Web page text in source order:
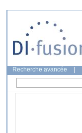
Recherche avancée